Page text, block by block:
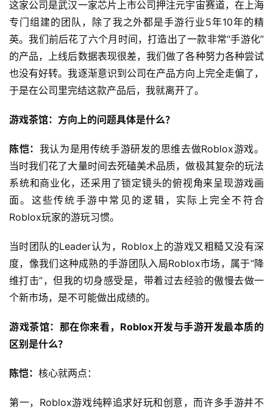
这家公司是武汉一家芯片上市公司押注元宇宙赛道，在上海
专门组建的团队，除了我之外都是手游行业5年10年的精
英。我们前后花了六个月时间，打造出了一款非常“手游化”
的产品，上线后数据表现很差，我们做了各种努力各种尝试
也没有好转。我逐渐意识到公司在产品方向上完全走偏了，
于是在公司里完结这款产品后，我就离开了。
游戏茶馆：方向上的问题具体是什么？
陈恺： 我认为是用传统手游研发的思维去做Roblox游戏。
当时我们花了大量时间去死磕美术品质，做极其复杂的玩法
系统和商业化，还采用了锁定镜头的俯视角来呈现游戏画
面。这些传统手游中常见的逻辑，实际上完全不符合
Roblox玩家的游玩习惯。
当时团队的Leader认为，Roblox上的游戏又粗糙又没有深
度，像我们这种成熟的手游团队入局Roblox市场，属于“降
维打击”，但我的切身感受是，带着过去经验的傲慢去做一
个新市场，是不可能做出成绩的。
游戏茶馆：那在你来看，Roblox开发与手游开发最本质的
区别是什么？
陈恺： 核心就两点：
第一，Roblox游戏纯粹追求好玩和创意，而许多手游并不